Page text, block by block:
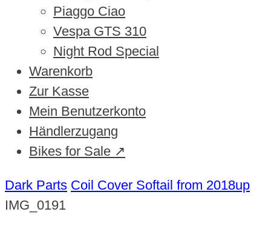
Piaggo Ciao
Vespa GTS 310
Night Rod Special
Warenkorb
Zur Kasse
Mein Benutzerkonto
Händlerzugang
Bikes for Sale ↗
Dark Parts Coil Cover Softail from 2018up
IMG_0191